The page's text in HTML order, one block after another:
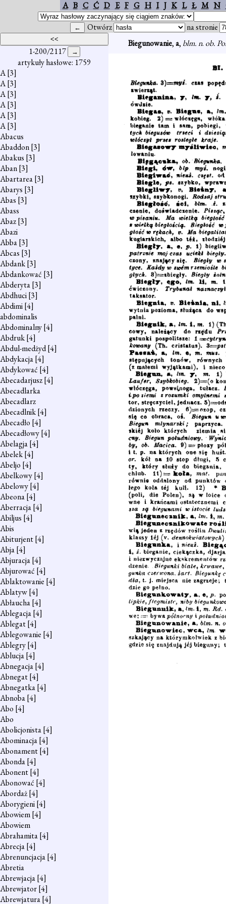
A B C Ć D E F G H I J K L Ł M N
Otwórz na stronie
1-200/2117
artykuły hasłowe: 1759
A[3]
A[3]
A[3]
A[3]
A[3]
A[3]
Abacus
Abaddon[3]
Abakus [3]
Aban[3]
Abartarea[3]
Abarys [3]
Abas [3]
Abass
Abaz[3]
Abazi
Abba[3]
Abcas [3]
Abdank[3]
Abdankować [3]
Abderyta[3]
Abdhuci[3]
Abdimi[4]
abdominalis
Abdominalny[4]
Abdruk[4]
Abdul-medżyd[4]
Abdykacja[4]
Abdykować [4]
Abecadarjusz[4]
Abecadlarka
Abecadlarz
Abecadlnik[4]
Abecadło [4]
Abecadłowy[4]
Abelagja[4]
Abelek[4]
Abeljo [4]
Abelkowy[4]
Abelowy[4]
Abeona[4]
Aberracja[4]
Abiljus [4]
Abis
Abiturjent[4]
Abja[4]
Abjuracja[4]
Abjurować [4]
Ablaktowanie [4]
Ablatyw[4]
Abłaucha[4]
Ablegacja[4]
Ablegat[4]
Ablegowanie [4]
Ablegry[4]
Ablucja[4]
Abnegacja[4]
Abnegat[4]
Abnegatka[4]
Abnoba[4]
Abo [4]
Abo
Abolicjonista[4]
Abominacja[4]
Abonament[4]
Abonda[4]
Abonent[4]
Abonować [4]
Abordaż[4]
Aborygieni[4]
Abowiem[4]
Abowiem
Abrahamita[4]
Abrecja[4]
Abrenuncjacja[4]
Abretia
Abrewjacja[4]
Abrewjator[4]
Abrewjatura[4]
Biegunowanie,a, blm. n. ob.